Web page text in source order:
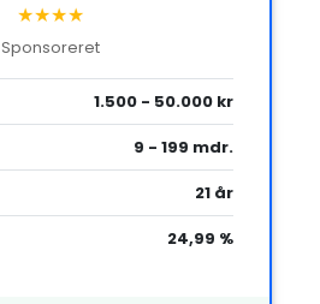
★★★★
Sponsoreret
1.500 - 50.000 kr
9 - 199 mdr.
21 år
24,99 %